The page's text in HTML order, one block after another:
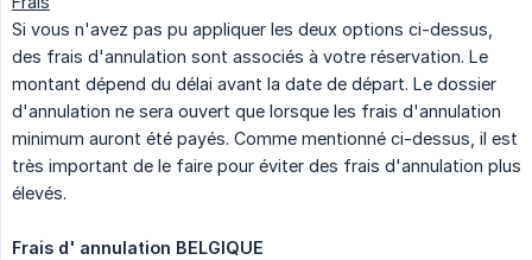
Si vous n'avez pas pu appliquer les deux options ci-dessus,
des frais d'annulation sont associés à votre réservation. Le
montant dépend du délai avant la date de départ. Le dossier
d'annulation ne sera ouvert que lorsque les frais d'annulation
minimum auront été payés. Comme mentionné ci-dessus, il est
très important de le faire pour éviter des frais d'annulation plus
élevés.
Frais d' annulation BELGIQUE